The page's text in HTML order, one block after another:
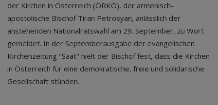
der Kirchen in Österreich (ÖRKÖ), der armenisch-
apostolische Bischof Tiran Petrosyan, anlässlich der
anstehenden Nationalratswahl am 29. September, zu Wort
gemeldet. In der Septemberausgabe der evangelischen
Kirchenzeitung "Saat" hielt der Bischof fest, dass die Kirchen
in Österreich für eine demokratische, freie und solidarische
Gesellschaft stünden.